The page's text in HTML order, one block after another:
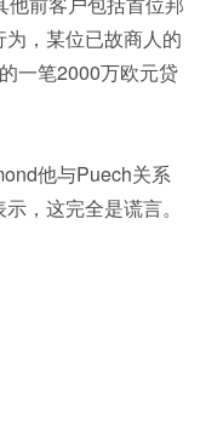
，某位已故商人的
一笔2000万欧元贷
他与Puech关系
，这完全是谎言。